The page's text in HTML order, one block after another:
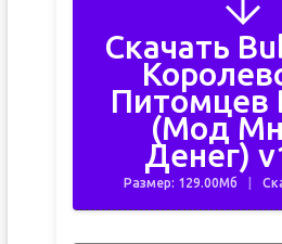
Скачать
Питомцев
(Мод
Денег)
Размер: 129.00Мб